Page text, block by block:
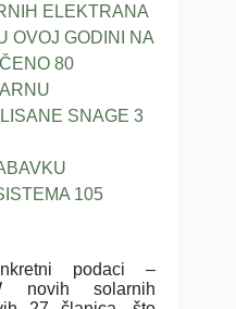
ELEKTRANA
OVOJ GODINI NA
80
SNAGE 3
105
podaci –
novih solarnih